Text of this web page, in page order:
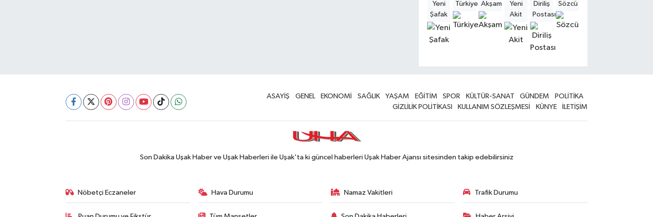
Yeni
Şafak
Türkiye Akşam
Yeni
Akit
Diriliş
Postası
Sözcü
ASAYİŞ GENEL EKONOMİ SAĞLIK YAŞAM EĞİTİM SPOR KÜLTÜR-SANAT GÜNDEM
POLİTİKA
GİZLİLİK POLİTİKASI
KULLANIM SÖZLEŞMESİ KÜNYE İLETİŞİM
Son Dakika Uşak Haber ve Uşak Haberleri ile Uşak'ta ki güncel haberleri Uşak Haber Ajansı sitesinden takip edebilirsiniz
Nöbetçi Eczaneler Hava Durumu Namaz Vakitleri Trafik Durumu